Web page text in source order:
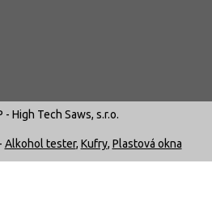
- High Tech Saws, s.r.o.
- Alkohol tester, Kufry, Plastová okna